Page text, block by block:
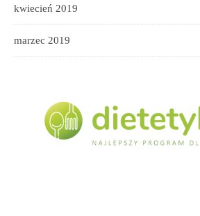
kwiecień 2019
marzec 2019